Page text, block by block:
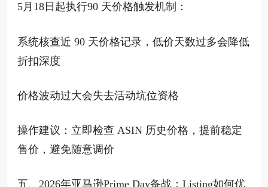
5月18日起执行90 天价格触发机制：
系统核查近 90 天价格记录，低价天数过多会降低
折扣深度
价格波动过大会失去活动坑位资格
操作建议：立即检查 ASIN 历史价格，提前稳定
售价，避免随意调价
五、2026年亚马逊Prime Day备战：Listing如何优